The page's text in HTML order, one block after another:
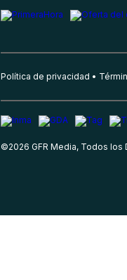
Política de privacidad
©2026 GFR Media, Todos